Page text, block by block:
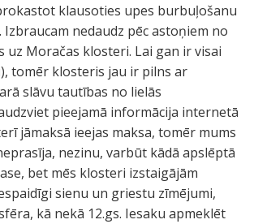
klausoties upes burbuļošanu
nedaudz pēc astoņiem no
uz Moračas klosteri. Lai gan ir visai
tomēr klosteris jau ir pilns ar
slāvu tautības no lielās
pieejamā informācija internetā
jāmaksā ieejas maksa, tomēr mums
nezinu, varbūt kādā apslēptā
bet mēs klosteri izstaigājām
sienu un griestu zīmējumi,
kā nekā 12.gs. Iesaku apmeklēt